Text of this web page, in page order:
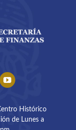
Histórico
de Lunes a